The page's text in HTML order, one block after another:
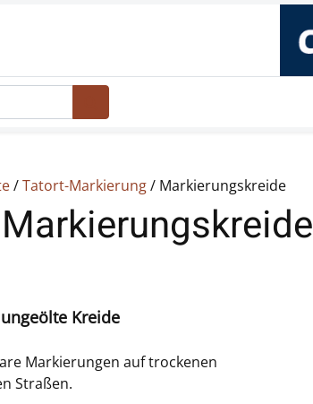
/Tatort-Markierung/ Markierungskreide
Kreide
Markierungen auf trockenen
Straßen.